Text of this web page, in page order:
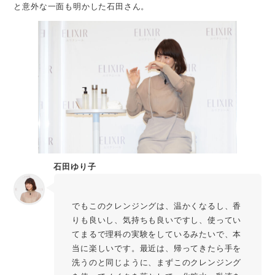
と意外な一面も明かした石田さん。
石田ゆり子
でもこのクレンジングは、温かくなるし、香
りも良いし、気持ちも良いですし、使ってい
てまるで理科の実験をしているみたいで、本
当に楽しいです。最近は、帰ってきたら手を
洗うのと同じように、まずこのクレンジング